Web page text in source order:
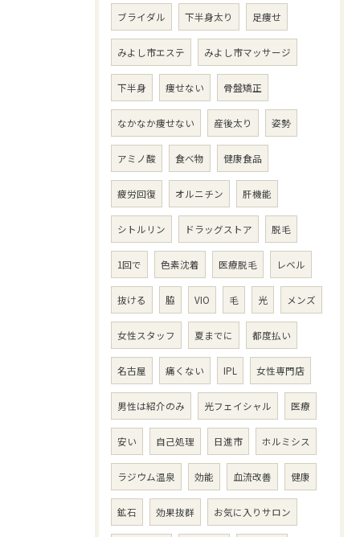
ブライダル 下半身太り 足痩せ
みよし市エステ みよし市マッサージ
下半身 痩せない 骨盤矯正
なかなか痩せない 産後太り 姿勢
アミノ酸 食べ物 健康食品
疲労回復 オルニチン 肝機能
シトルリン ドラッグストア 脱毛
1回で 色素沈着 医療脱毛 レベル
抜ける 脇 VIO 毛 光 メンズ
女性スタッフ 夏までに 都度払い
名古屋 痛くない IPL 女性専門店
男性は紹介のみ 光フェイシャル 医療
安い 自己処理 日進市 ホルミシス
ラジウム温泉 効能 血流改善 健康
鉱石 効果抜群 お気に入りサロン